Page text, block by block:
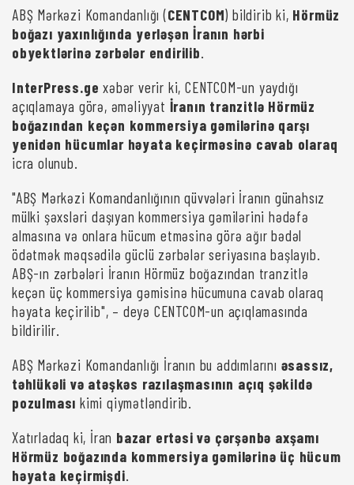
ABŞ Mərkəzi Komandanlığı (CENTCOM) bildirib ki, Hörmüz
boğazı yaxınlığında yerləşən İranın hərbi
obyektlərinə zərbələr endirilib.
InterPress.ge xəbər verir ki, CENTCOM-un yaydığı
açıqlamaya görə, əməliyyat İranın tranzitlə Hörmüz
boğazından keçən kommersiya gəmilərinə qarşı
yenidən hücumlar həyata keçirməsinə cavab olaraq
icra olunub.
"ABŞ Mərkəzi Komandanlığının qüvvələri İranın günahsız
mülki şəxsləri daşıyan kommersiya gəmilərini hədəfə
almasına və onlara hücum etməsinə görə ağır bədəl
ödətmək məqsədilə güclü zərbələr seriyasına başlayıb.
ABŞ-ın zərbələri İranın Hörmüz boğazından tranzitlə
keçən üç kommersiya gəmisinə hücumuna cavab olaraq
həyata keçirilib", – deyə CENTCOM-un açıqlamasında
bildirilir.
ABŞ Mərkəzi Komandanlığı İranın bu addımlarını əsassız,
təhlükəli və atəşkəs razılaşmasının açıq şəkildə
pozulması kimi qiymətləndirib.
Xatırladaq ki, İran bazar ertəsi və çərşənbə axşamı
Hörmüz boğazında kommersiya gəmilərinə üç hücum
həyata keçirmişdi.